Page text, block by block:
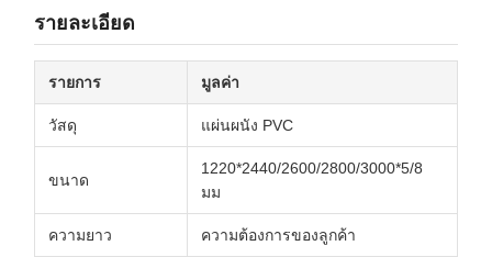
รายละเอียด
รายการ มูลค่า
วัสดุ แผ่นผนัง PVC
ขนาด
1220*2440/2600/2800/3000*5/8
มม
ความยาว ความต้องการของลูกค้า